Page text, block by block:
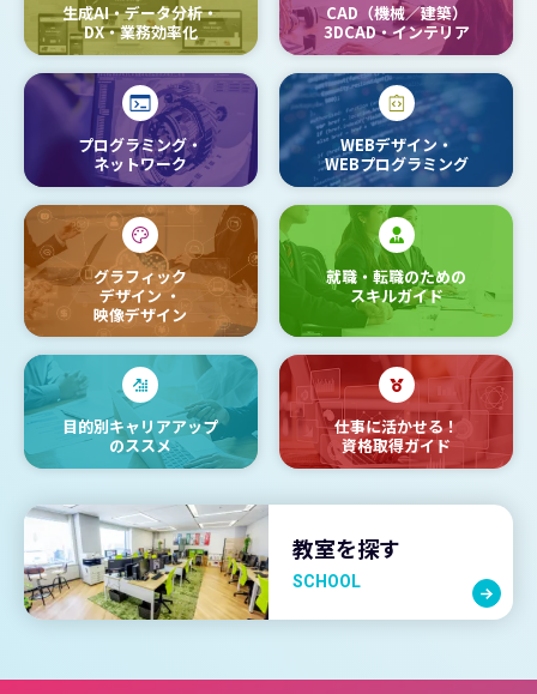
生成AI・データ分析・
DX・業務効率化
CAD（機械／建築）
3DCAD・インテリア
プログラミング・
ネットワーク
WEBデザイン・
WEBプログラミング
グラフィック
デザイン・
映像デザイン
就職・転職のための
スキルガイド
目的別キャリアアップ
のススメ
仕事に活かせる！
資格取得ガイド
教室を探す
SCHOOL